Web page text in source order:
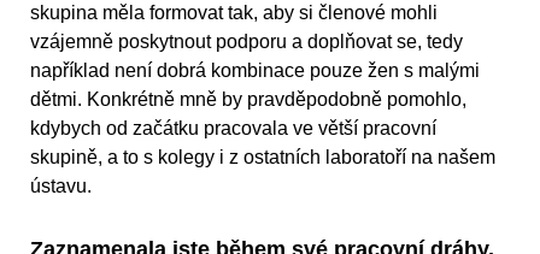
skupina měla formovat tak, aby si členové mohli
vzájemně poskytnout podporu a doplňovat se, tedy
například není dobrá kombinace pouze žen s malými
dětmi. Konkrétně mně by pravděpodobně pomohlo,
kdybych od začátku pracovala ve větší pracovní
skupině, a to s kolegy i z ostatních laboratoří na našem
ústavu.
Zaznamenala jste během své pracovní dráhy,